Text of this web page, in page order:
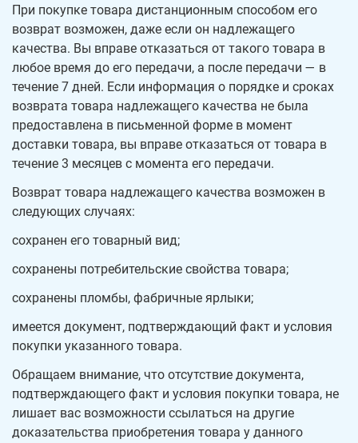
При покупке товара дистанционным способом его
возврат возможен, даже если он надлежащего
качества. Вы вправе отказаться от такого товара в
любое время до его передачи, а после передачи — в
течение 7 дней. Если информация о порядке и сроках
возврата товара надлежащего качества не была
предоставлена в письменной форме в момент
доставки товара, вы вправе отказаться от товара в
течение 3 месяцев с момента его передачи.
Возврат товара надлежащего качества возможен в
следующих случаях:
сохранен его товарный вид;
сохранены потребительские свойства товара;
сохранены пломбы, фабричные ярлыки;
имеется документ, подтверждающий факт и условия
покупки указанного товара.
Обращаем внимание, что отсутствие документа,
подтверждающего факт и условия покупки товара, не
лишает вас возможности ссылаться на другие
доказательства приобретения товара у данного